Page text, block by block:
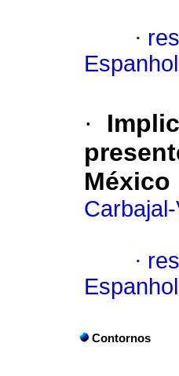
·
Espanhol
·
México
·
Espanhol
Contornos